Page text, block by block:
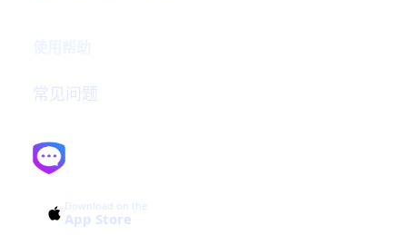
常见问题
Download on the
App Store